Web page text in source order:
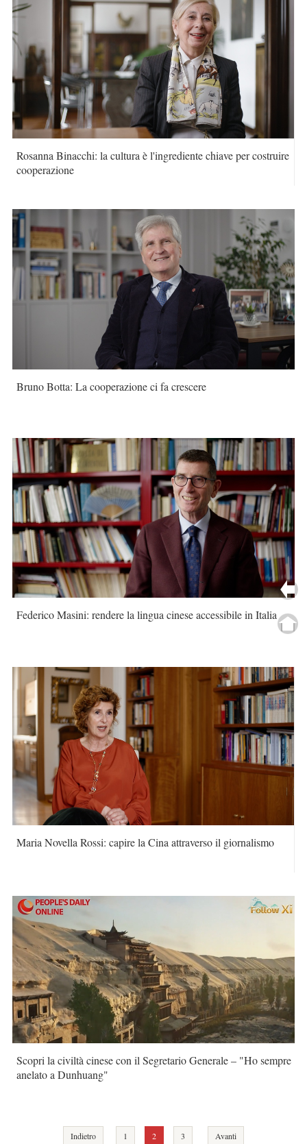
Rosanna Binacchi: la cultura è l'ingrediente chiave per costruire
cooperazione
Bruno Botta: La cooperazione ci fa crescere
Federico Masini: rendere la lingua cinese accessibile in Italia
Maria Novella Rossi: capire la Cina attraverso il giornalismo
Scopri la civiltà cinese con il Segretario Generale – "Ho sempre
anelato a Dunhuang"
Indietro 1 2 3 Avanti